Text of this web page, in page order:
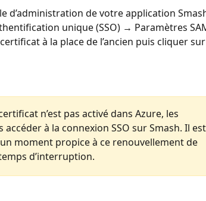
d’administration de votre application
unique (SSO) → Paramètres
à la place de l’ancien puis cliquer
n’est pas activé dans Azure, les
à la connexion SSO sur Smash. Il est
moment propice à ce renouvellement de
d’interruption.